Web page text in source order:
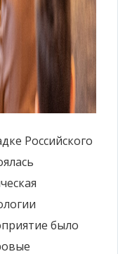
Российского
было